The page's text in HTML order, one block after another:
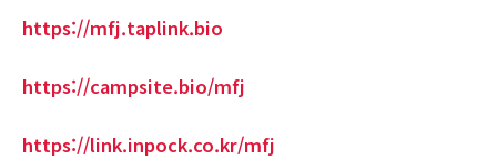
https://mfj.taplink.bio
https://campsite.bio/mfj
https://link.inpock.co.kr/mfj